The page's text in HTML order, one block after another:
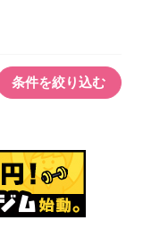
条件を絞り込む